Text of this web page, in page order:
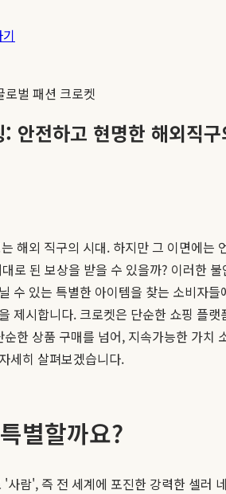
로벌 패션 크로켓
안전하고 현명한 해외직
해외 직구의 시대. 하지만 그 이면에
로 된 보상을 받을 수 있을까? 이러한
수 있는 특별한 아이템을 찾는 소비자
제시합니다. 크로켓은 단순한 쇼핑 플
한 상품 구매를 넘어, 지속가능한 가
세히 살펴보겠습니다.
별할까요?
람', 즉 전 세계에 포진한 강력한 셀